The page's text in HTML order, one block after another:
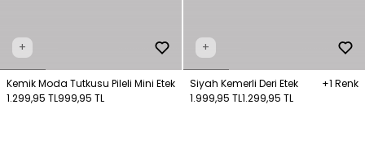
+
Kemik Moda Tutkusu Pileli Mini Etek
1.299,95 TL999,95 TL
+
Siyah Kemerli Deri Etek
+1 Renk
1.999,95 TL1.299,95 TL